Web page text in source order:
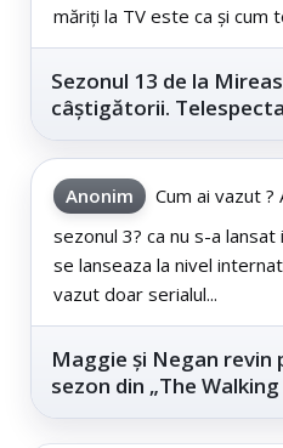
măriți la TV este ca și cum
Sezonul 13 de la
câștigătorii.
Anonim
Cum ai vazut
sezonul 3? ca nu s-a lansat
se lanseaza la nivel
vazut doar serialul...
Maggie și Negan revin
sezon din „The